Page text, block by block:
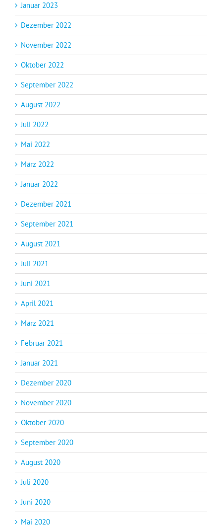
Januar 2023
Dezember 2022
November 2022
Oktober 2022
September 2022
August 2022
Juli 2022
Mai 2022
März 2022
Januar 2022
Dezember 2021
September 2021
August 2021
Juli 2021
Juni 2021
April 2021
März 2021
Februar 2021
Januar 2021
Dezember 2020
November 2020
Oktober 2020
September 2020
August 2020
Juli 2020
Juni 2020
Mai 2020